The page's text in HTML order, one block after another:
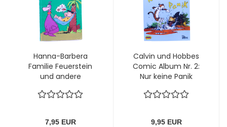
Hanna-Barbera
Familie Feuerstein
und andere
Nr. 40: Freiheit oder
7,95 EUR
Calvin und Hobbes
Comic Album Nr. 2:
Nur keine Panik
9,95 EUR